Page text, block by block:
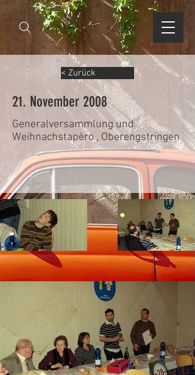
< Zurück
21. November 2008
Generalversammlung und
Weihnachstapèro , Oberengstringen